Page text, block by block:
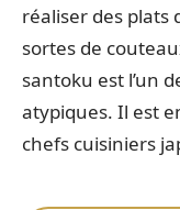
réaliser des plats
sortes de
santoku est l’un
atypiques. Il est
chefs cuisiniers